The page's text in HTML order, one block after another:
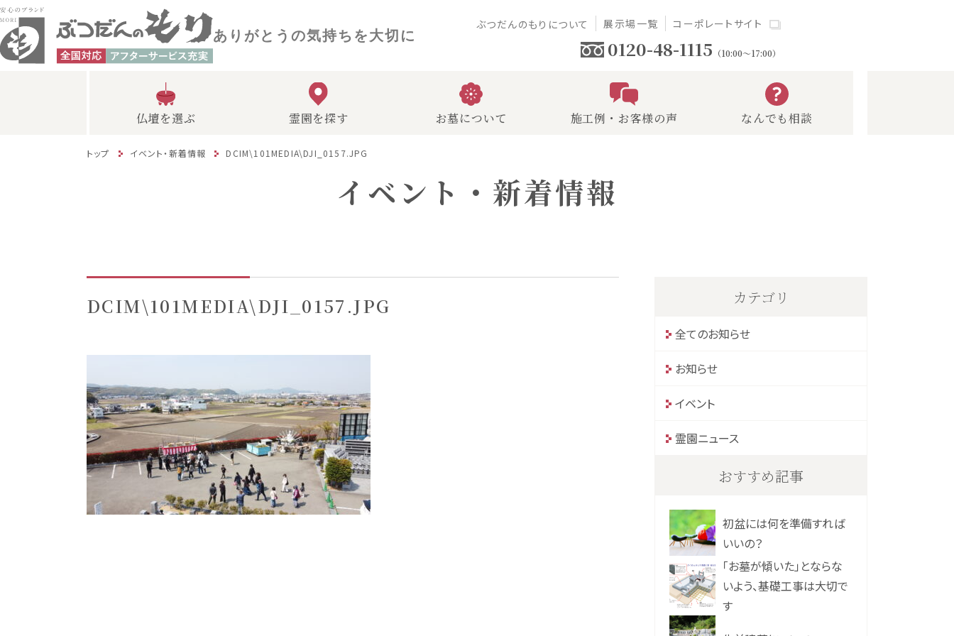
ありがとうの気持ちを大切に
ぶつだんのもりについて 展示場一覧 コーポレートサイト
0120-48-1115 （10:00～17:00）
仏壇を選ぶ 霊園を探す お墓について 施工例・お客様の声 なんでも相談
トップ イベント・新着情報 DCIM\101MEDIA\DJI_0157.JPG
イベント・新着情報
DCIM\101MEDIA\DJI_0157.JPG カテゴリ
全てのお知らせ
お知らせ
イベント
霊園ニュース
おすすめ記事
初盆には何を準備すれば
いいの？
「お墓が傾いた」とならな
いよう、基礎工事は大切で
す